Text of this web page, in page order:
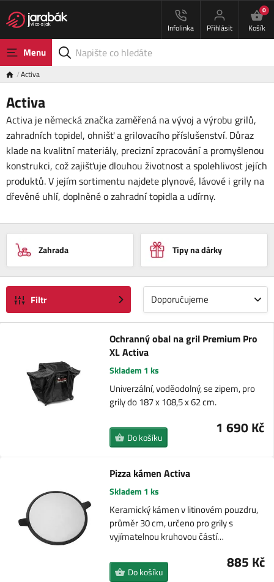
Infolinka Přihlásit
0
Košík
Menu
Activa
Activa
Activa je německá značka zaměřená na vývoj a výrobu grilů,
zahradních topidel, ohnišť a grilovacího příslušenství. Důraz
klade na kvalitní materiály, precizní zpracování a promyšlenou
konstrukci, což zajišťuje dlouhou životnost a spolehlivost jejích
produktů. V jejím sortimentu najdete plynové, lávové i grily na
dřevěné uhlí, doplněné o zahradní topidla a udírny.
Zahrada Tipy na dárky
Filtr Doporučujeme
Ochranný obal na gril Premium Pro
XL Activa
Skladem 1 ks
Univerzální, voděodolný, se zipem, pro
grily do 187 x 108,5 x 62 cm.
1 690 Kč
Do košíku
Pizza kámen Activa
Skladem 1 ks
Keramický kámen v litinovém pouzdru,
průměr 30 cm, určeno pro grily s
vyjímatelnou kruhovou částí…
885 Kč
Do košíku